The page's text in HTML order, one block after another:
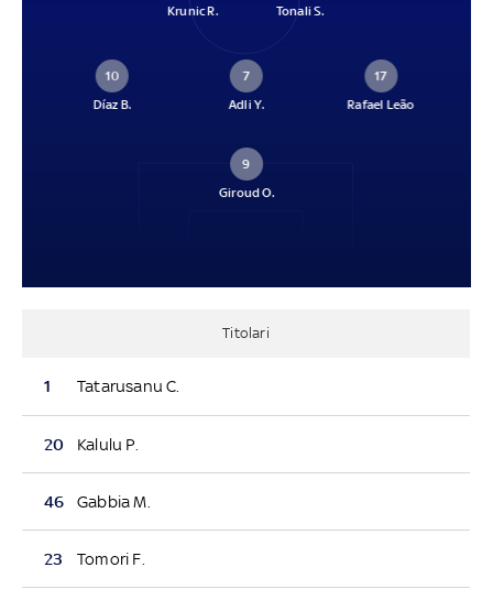
Krunic R.
Tonali S.
10
Díaz B.
7
Adli Y.
17
Rafael Leão
9
Giroud O.
Titolari
1 Tatarusanu C.
20 Kalulu P.
46 Gabbia M.
23 Tomori F.